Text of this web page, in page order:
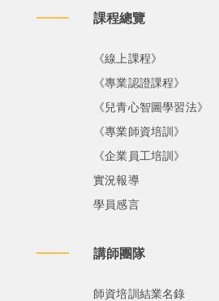
課程總覽
《線上課程》
《專業認證課程》
《兒青心智圖學習法》
《專業師資培訓》
《企業員工培訓》
實況報導
學員感言
講師團隊
師資培訓結業名錄